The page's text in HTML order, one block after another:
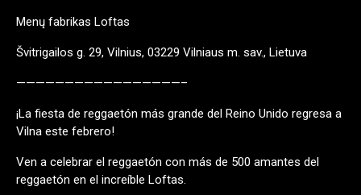
Menų fabrikas Loftas
Švitrigailos g. 29, Vilnius, 03229 Vilniaus m. sav., Lietuva
—————————————————–
¡La fiesta de reggaetón más grande del Reino Unido regresa a
Vilna este febrero!
Ven a celebrar el reggaetón con más de 500 amantes del
reggaetón en el increíble Loftas.